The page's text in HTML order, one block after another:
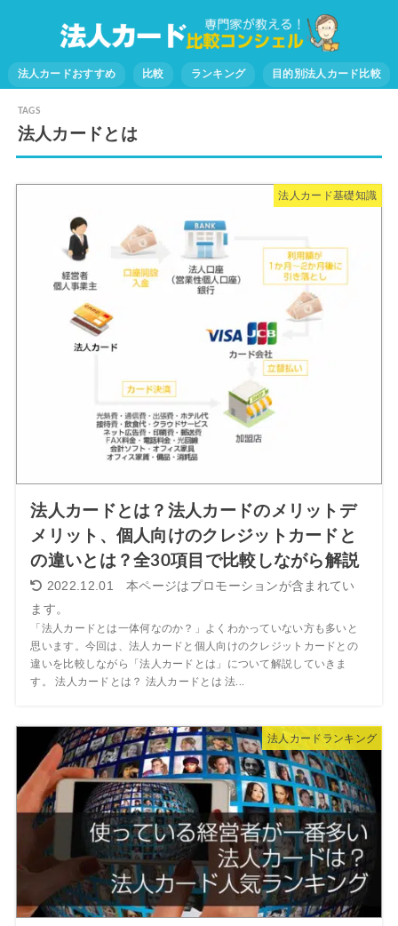
法人カードおすすめ 比較 ランキング 目的別法人カード比較
法人カードとは
法人カード基礎知識
法人カードとは？法人カードのメリットデ
メリット、個人向けのクレジットカードと
の違いとは？全30項目で比較しながら解説
2022.12.01
「法人カードとは一体何なのか？」よくわかっていない方も多いと
思います。今回は、法人カードと個人向けのクレジットカードとの
違いを比較しながら「法人カードとは」について解説していきま
す。 法人カードとは？ 法人カードとは 法...
法人カードランキング